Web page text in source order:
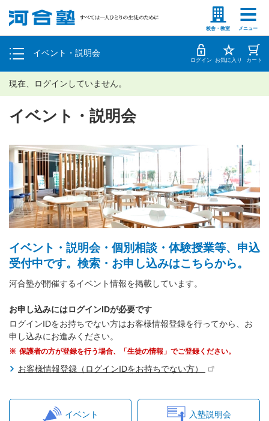
校舎・教室 メニュー
塾生の方 高等学校の先生
イベント・説明会
個別相談
体験授業 ログイン お気に入り カート
現在、ログインしていません。
イベント・説明会
イベント・説明会・個別相談・体験授業等、申込
受付中です。検索・お申し込みはこちらから。
河合塾が開催するイベント情報を掲載しています。
お申し込みにはログインIDが必要です
ログインIDをお持ちでない方はお客様情報登録を行ってから、お
申し込みにお進みください。
保護者の方が登録を行う場合、「生徒の情報」でご登録ください。
お客様情報登録（ログインIDをお持ちでない方）
イベント 入塾説明会